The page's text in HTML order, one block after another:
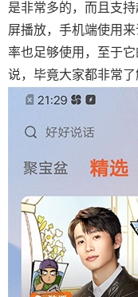
是非常多的，而且支
屏播放，手机端使用
率也足够使用，至于
说，毕竟大家都非常了